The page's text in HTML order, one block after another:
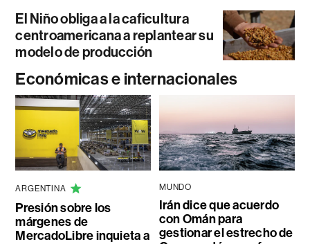
El Niño obliga a la caficultura
centroamericana a replantear su
modelo de producción
Económicas e internacionales
ARGENTINA
Presión sobre los
márgenes de
MercadoLibre inquieta a
MUNDO
Irán dice que acuerdo
con Omán para
gestionar el estrecho de